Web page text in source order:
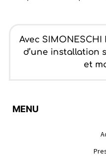
Avec SIMONESCHI
d’une installation
et
MENU